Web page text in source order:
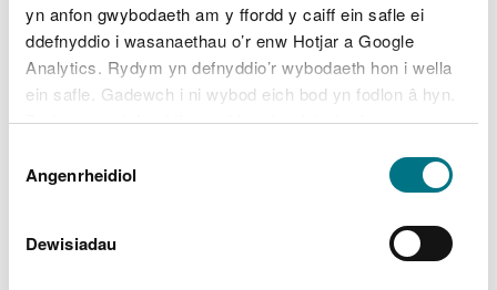
yn anfon gwybodaeth am y ffordd y caiff ein safle ei
ddefnyddio i wasanaethau o’r enw Hotjar a Google
Analytics. Rydym yn defnyddio’r wybodaeth hon i wella
ein safle. Gadewch i ni wybod eich bod yn fodlon â hyn.
Byddwn yn defnyddio cwci i gadw eich dewis.
Gellirdarllen mwy am ein cwcis cyn i chi ddewis.
Caniatâd
Angenrheidiol
Dewisiadau
Diweddariad i dargedau ffosfforws ar gyfer
cyrff dŵr mewn afonydd Ardaloedd
Cadwraeth Arbennig (ACA) yng Nghymru
Asesiad Cydymffurfiaeth Ardaloedd
Cadwraeth Arbennig Afonydd Cymru yn
Asesiad Cydymffurfiaeth Ardaloedd
Cadwraeth Arbennig yr Afon Gwy yn erbyn
Targedau Ffosfforws.